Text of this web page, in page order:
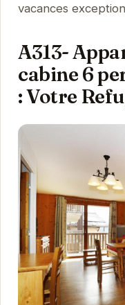
vacances
A313-
cabine 6
: Votre